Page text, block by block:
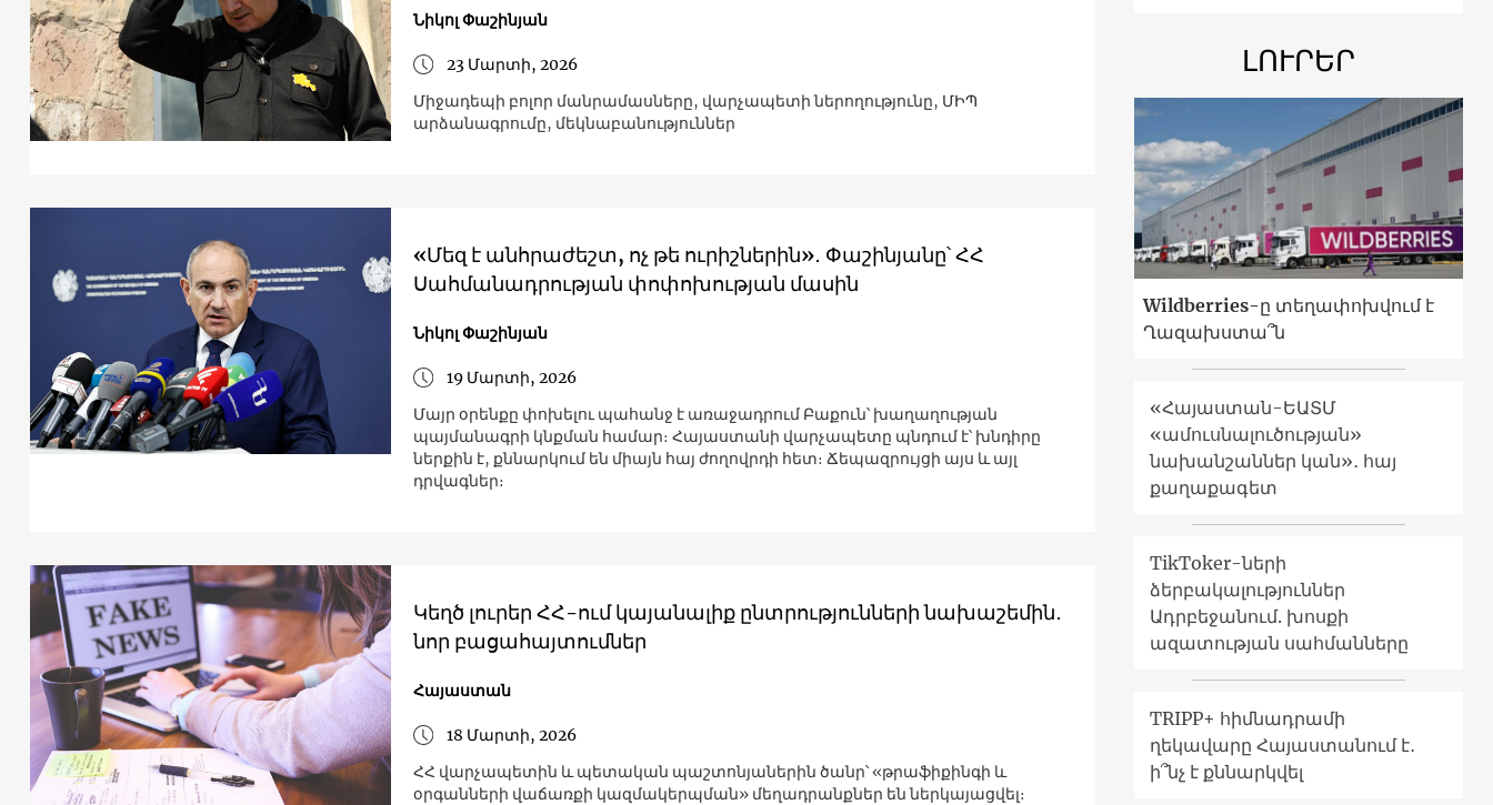
Նիկոլ Փաշինյան
23 Մարտի, 2026
Միջադեպի բոլոր մանրամասները, վարչապետի ներողությունը, ՄԻՊ
արձանագրումը, մեկնաբանություններ
«Մեզ է անհրաժեշտ, ոչ թե ուրիշներին»․ Փաշինյանը՝ ՀՀ
Սահմանադրության փոփոխության մասին
Նիկոլ Փաշինյան
19 Մարտի, 2026
Մայր օրենքը փոխելու պահանջ է առաջադրում Բաքուն՝ խաղաղության
պայմանագրի կնքման համար։ Հայաստանի վարչապետը պնդում է՝ խնդիրը
ներքին է, քննարկում են միայն հայ ժողովրդի հետ։ Ճեպազրույցի այս և այլ
դրվագներ։
Կեղծ լուրեր ՀՀ-ում կայանալիք ընտրությունների նախաշեմին․
նոր բացահայտումներ
Հայաստան
18 Մարտի, 2026
ՀՀ վարչապետին և պետական պաշտոնյաներին ծանր՝ «թրաֆիքինգի և
օրգանների վաճառքի կազմակերպման» մեղադրանքներ են ներկայացվել։
ԼՈՒՐԵՐ
Wildberries-ը տեղափոխվում է
Ղազախստա՞ն
«Հայաստան-ԵԱՏՄ
«ամուսնալուծության»
նախանշաններ կան»․ հայ
քաղաքագետ
TikToker-ների
ձերբակալություններ
Ադրբեջանում. խոսքի
ազատության սահմանները
TRIPP+ հիմնադրամի
ղեկավարը Հայաստանում է․
ի՞նչ է քննարկվել